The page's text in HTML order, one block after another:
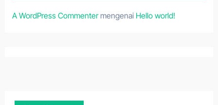
A WordPress Commentermengenai Hello world!